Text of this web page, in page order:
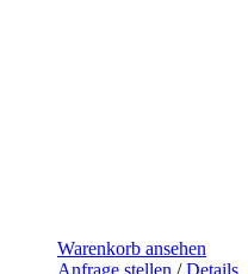
Warenkorb ansehen
Anfrage stellen / Details